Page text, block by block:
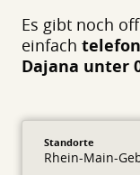
Es gibt noch
einfach
Dajana unter
Standorte
Rhein-Main-